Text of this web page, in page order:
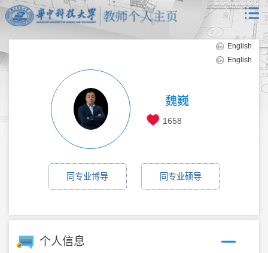
English
English
魏巍
1658
同专业博导 同专业硕导
个人信息